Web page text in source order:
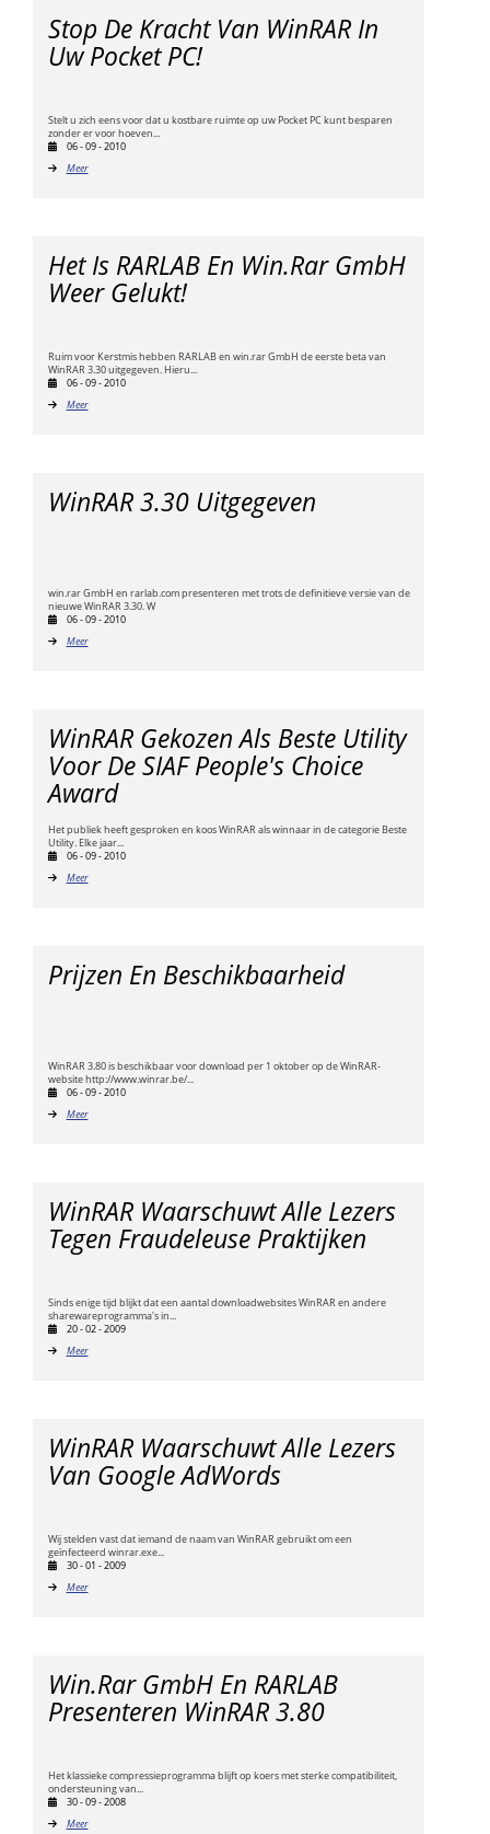
Stop De Kracht Van WinRAR In
Uw Pocket PC!
Stelt u zich eens voor dat u kostbare ruimte op uw Pocket PC kunt besparen
zonder er voor hoeven...
06 - 09 - 2010
Meer
Het Is RARLAB En Win.rar GmbH
Weer Gelukt!
Ruim voor Kerstmis hebben RARLAB en win.rar GmbH de eerste beta van
WinRAR 3.30 uitgegeven. Hieru...
06 - 09 - 2010
Meer
WinRAR 3.30 Uitgegeven
win.rar GmbH en rarlab.com presenteren met trots de definitieve versie van de
nieuwe WinRAR 3.30. W
06 - 09 - 2010
Meer
WinRAR Gekozen Als Beste Utility
Voor De SIAF People's Choice
Award
Het publiek heeft gesproken en koos WinRAR als winnaar in de categorie Beste
Utility. Elke jaar...
06 - 09 - 2010
Meer
Prijzen En Beschikbaarheid
WinRAR 3.80 is beschikbaar voor download per 1 oktober op de WinRAR-
website http://www.winrar.be/...
06 - 09 - 2010
Meer
WinRAR Waarschuwt Alle Lezers
Tegen Fraudeleuse Praktijken
Sinds enige tijd blijkt dat een aantal downloadwebsites WinRAR en andere
sharewareprogramma's in...
20 - 02 - 2009
Meer
WinRAR Waarschuwt Alle Lezers
Van Google AdWords
Wij stelden vast dat iemand de naam van WinRAR gebruikt om een
geïnfecteerd winrar.exe...
30 - 01 - 2009
Meer
Win.rar GmbH En RARLAB
Presenteren WinRAR 3.80
Het klassieke compressieprogramma blijft op koers met sterke compatibiliteit,
ondersteuning van...
30 - 09 - 2008
Meer